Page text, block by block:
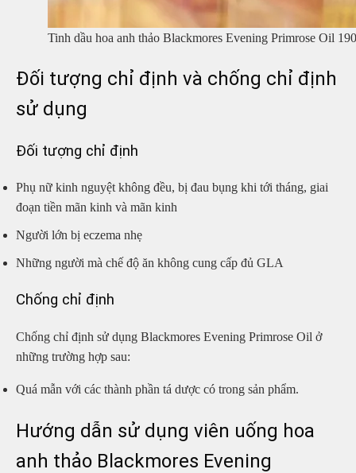
Tinh dầu hoa anh thảo Blackmores Evening Primrose Oil
Đối tượng chỉ định và chống chỉ định
sử dụng
Đối tượng chỉ định
Phụ nữ kinh nguyệt không đều, bị đau bụng khi tới tháng, giai
đoạn tiền mãn kinh và mãn kinh
Người lớn bị eczema nhẹ
Những người mà chế độ ăn không cung cấp đủ GLA
Chống chỉ định
Chống chỉ định sử dụng Blackmores Evening Primrose Oil ở
những trường hợp sau:
Quá mẫn với các thành phần tá dược có trong sản phẩm.
Hướng dẫn sử dụng viên uống hoa
anh thảo Blackmores Evening